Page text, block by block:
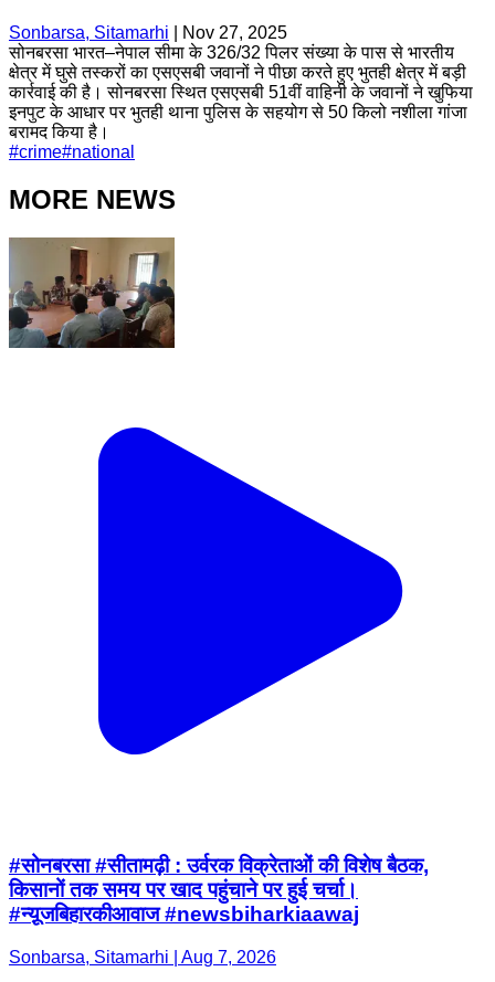
Sonbarsa, Sitamarhi
Nov 27, 2025
सोनबरसा भारत–नेपाल सीमा के 326/32 पिलर संख्या के पास से भारतीय
क्षेत्र में घुसे तस्करों का एसएसबी जवानों ने पीछा करते हुए भुतही क्षेत्र में बड़ी
कार्रवाई की है। सोनबरसा स्थित एसएसबी 51वीं वाहिनी के जवानों ने खुफिया
इनपुट के आधार पर भुतही थाना पुलिस के सहयोग से 50 किलो नशीला गांजा
बरामद किया है।
#crime#national
MORE NEWS
#सोनबरसा #सीतामढ़ी : उर्वरक विक्रेताओं की विशेष बैठक,
किसानों तक समय पर खाद पहुंचाने पर हुई चर्चा।
#न्यू़जबिहारकीआवाज #newsbiharkiaawaj
Sonbarsa, Sitamarhi | Aug 7, 2026